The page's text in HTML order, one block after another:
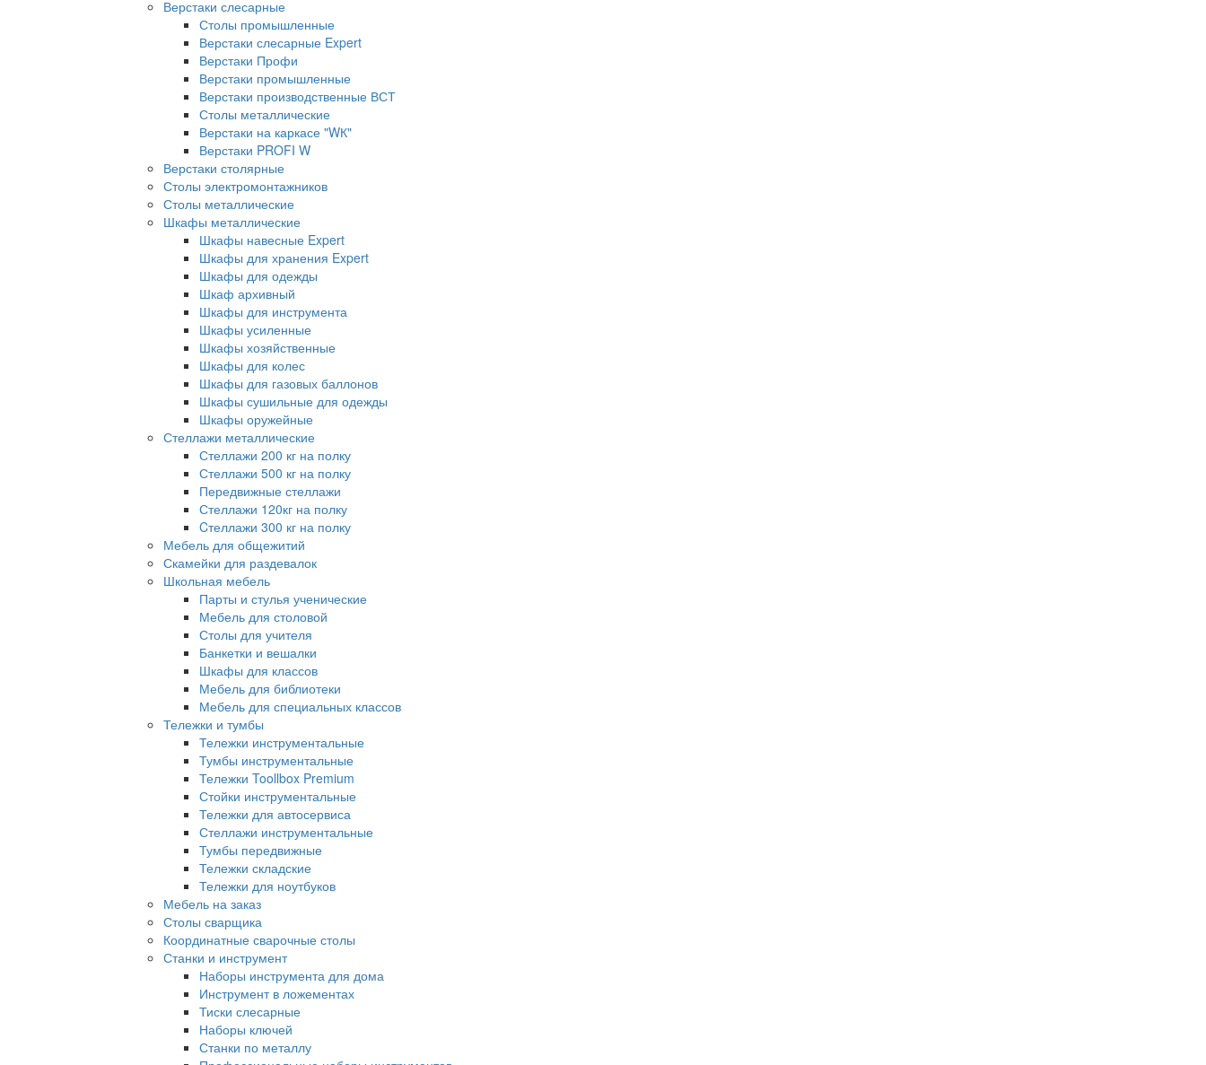
Верстаки слесарные
Столы промышленные
Верстаки слесарные Expert
Верстаки Профи
Верстаки промышленные
Верстаки производственные ВСТ
Столы металлические
Верстаки на каркасе "WК"
Верстаки PROFI W
Верстаки столярные
Столы электромонтажников
Столы металлические
Шкафы металлические
Шкафы навесные Expert
Шкафы для хранения Expert
Шкафы для одежды
Шкаф архивный
Шкафы для инструмента
Шкафы усиленные
Шкафы хозяйственные
Шкафы для колес
Шкафы для газовых баллонов
Шкафы сушильные для одежды
Шкафы оружейные
Стеллажи металлические
Стеллажи 200 кг на полку
Стеллажи 500 кг на полку
Передвижные стеллажи
Стеллажи 120кг на полку
Cтеллажи 300 кг на полку
Мебель для общежитий
Скамейки для раздевалок
Школьная мебель
Парты и стулья ученические
Мебель для столовой
Столы для учителя
Банкетки и вешалки
Шкафы для классов
Мебель для библиотеки
Мебель для специальных классов
Тележки и тумбы
Тележки инструментальные
Тумбы инструментальные
Тележки Toollbox Premium
Стойки инструментальные
Тележки для автосервиса
Стеллажи инструментальные
Тумбы передвижные
Тележки складские
Тележки для ноутбуков
Мебель на заказ
Столы сварщика
Координатные сварочные столы
Станки и инструмент
Наборы инструмента для дома
Инструмент в ложементах
Тиски слесарные
Наборы ключей
Станки по металлу